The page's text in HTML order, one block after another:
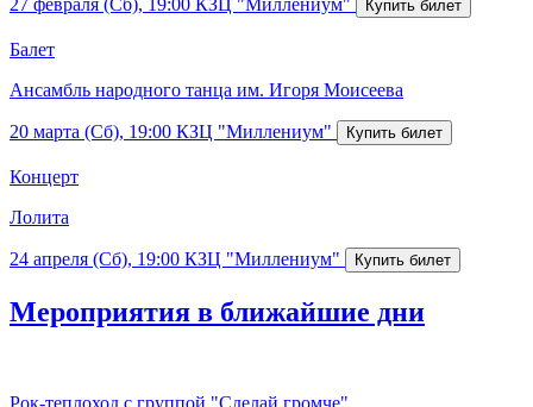
Балет
Ансамбль народного танца им. Игоря Моисеева
20 марта (Сб), 19:00 КЗЦ "Миллениум"
Концерт
Лолита
24 апреля (Сб), 19:00 КЗЦ "Миллениум"
Мероприятия в ближайшие дни
Рок-теплоход с группой "Сделай громче"